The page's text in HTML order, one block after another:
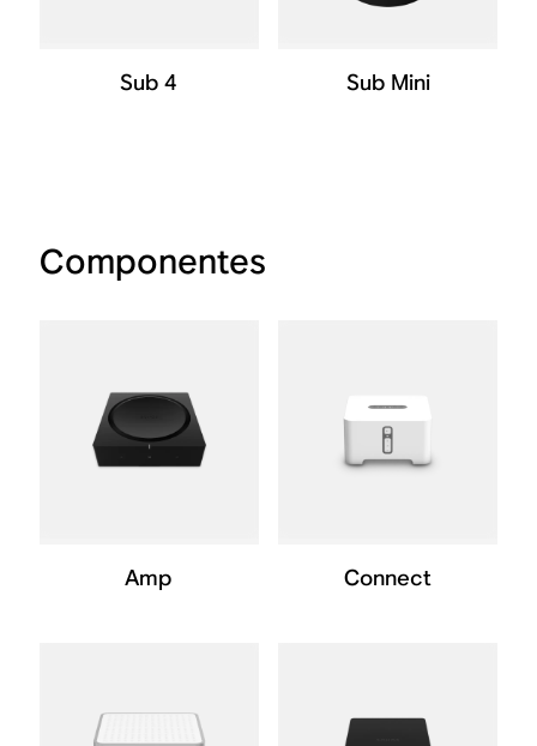
Sub 4 Sub Mini
Componentes
Amp Connect